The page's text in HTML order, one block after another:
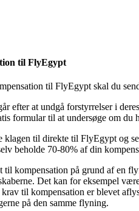
til FlyEgypt
til FlyEgypt skal du
efter at undgå forstyrrelser i
formular til at undersøge om
klagen til direkte til FlyEgypt og
beholde 70-80% af din
kompensation på grund af en
Det kan for eksempel
til kompensation er blevet
på den samme flyning.